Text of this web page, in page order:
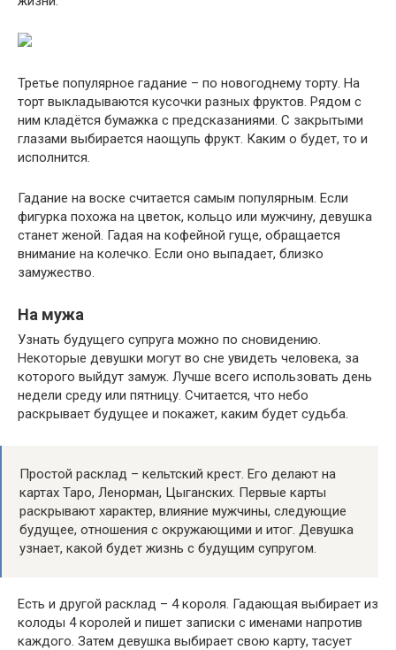
Третье популярное гадание – по новогоднему торту. На
торт выкладываются кусочки разных фруктов. Рядом с
ним кладётся бумажка с предсказаниями. С закрытыми
глазами выбирается наощупь фрукт. Каким о будет, то и
исполнится.
Гадание на воске считается самым популярным. Если
фигурка похожа на цветок, кольцо или мужчину, девушка
станет женой. Гадая на кофейной гуще, обращается
внимание на колечко. Если оно выпадает, близко
замужество.
На мужа
Узнать будущего супруга можно по сновидению.
Некоторые девушки могут во сне увидеть человека, за
которого выйдут замуж. Лучше всего использовать день
недели среду или пятницу. Считается, что небо
раскрывает будущее и покажет, каким будет судьба.
Простой расклад – кельтский крест. Его делают на
картах Таро, Ленорман, Цыганских. Первые карты
раскрывают характер, влияние мужчины, следующие
будущее, отношения с окружающими и итог. Девушка
узнает, какой будет жизнь с будущим супругом.
Есть и другой расклад – 4 короля. Гадающая выбирает из
колоды 4 королей и пишет записки с именами напротив
каждого. Затем девушка выбирает свою карту, тасует